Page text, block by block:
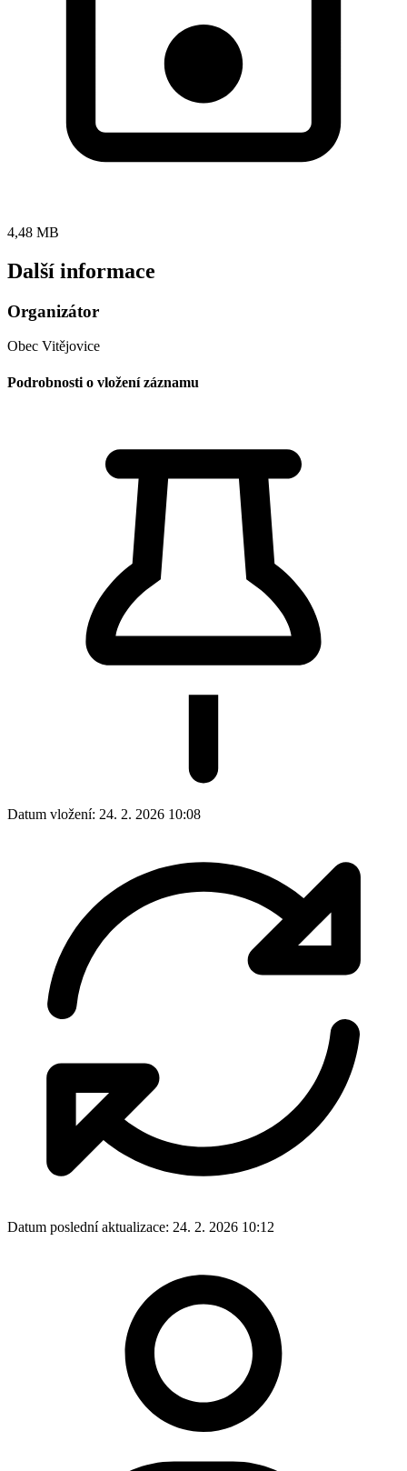
4,48 MB
Další informace
Organizátor
Obec Vitějovice
Podrobnosti o vložení záznamu
Datum vložení: 24. 2. 2026 10:08
Datum poslední aktualizace: 24. 2. 2026 10:12